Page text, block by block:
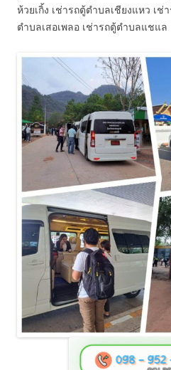
ห้วยเกิ้ง เช่ารถตู้ตำบลเชียงแหว เช่
ตำบลเสอเพลอ เช่ารถตู้ตำบลแชแล